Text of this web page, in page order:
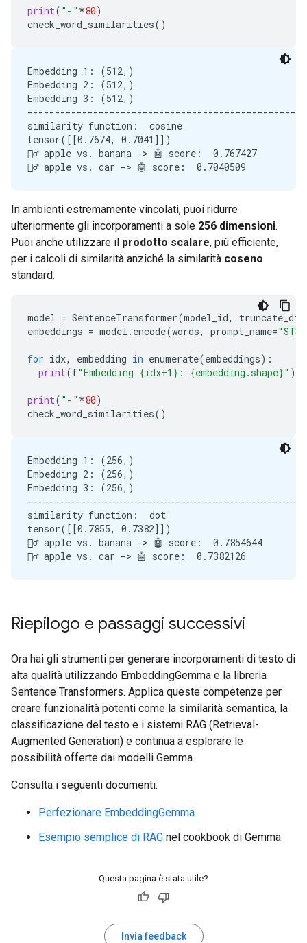
print( "-" *80)
check_word_similarities()
Embedding 1: (512,)
Embedding 2: (512,)
Embedding 3: (512,)
similarity function:  cosine
tensor([[0.7674, 0.7041]])
🙋‍♂️ apple vs. banana -> 🤖 score:  0.767427
In ambienti estremamente vincolati, puoi ridurre
ulteriormente gli incorporamenti a sole 256 dimensioni.
Puoi anche utilizzare il prodotto scalare, più efficiente,
per i calcoli di similarità anziché la similarità coseno
standard.
model = SentenceTransformer(model_id, truncate_dim
embeddings = model . encode(words, prompt_name="STS"
for idx, embedding in enumerate(embeddings):
print(f"Embedding {idx+1}: {embedding.shape}" )
print( "-" *80)
check_word_similarities()
Embedding 1: (256,)
Embedding 2: (256,)
Embedding 3: (256,)
similarity function:  dot
tensor([[0.7855, 0.7382]])
🙋‍♂️ apple vs. banana -> 🤖 score:  0.7854644
Riepilogo e passaggi successivi
Ora hai gli strumenti per generare incorporamenti di testo di
alta qualità utilizzando EmbeddingGemma e la libreria
Sentence Transformers. Applica queste competenze per
creare funzionalità potenti come la similarità semantica, la
classificazione del testo e i sistemi RAG (Retrieval-
Augmented Generation) e continua a esplorare le
possibilità offerte dai modelli Gemma.
Consulta i seguenti documenti:
Perfezionare EmbeddingGemma
Esempio semplice di RAG nel cookbook di Gemma
Questa pagina è stata utile?
Invia feedback